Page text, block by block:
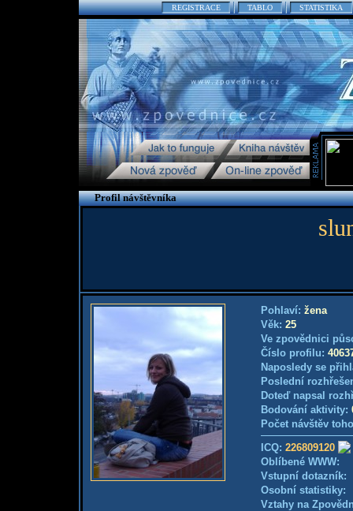
REGISTRACE TABLO STATISTIKA
Profil návštěvníka
Pohlaví: žena
Věk: 25
Ve zpovědnici
Číslo profilu:
Naposledy se
Poslední
Doteď napsal
Bodování aktivity:
Počet návštěv
ICQ: 226809120
Oblíbené WWW:
Vstupní
Osobní
Vztahy na